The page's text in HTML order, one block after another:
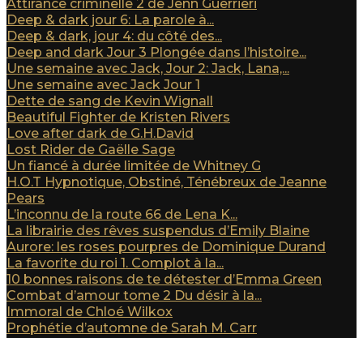
Attirance criminelle 2 de Jenn Guerrieri
Deep & dark jour 6: La parole à...
Deep & dark, jour 4: du côté des...
Deep and dark Jour 3 Plongée dans l’histoire...
Une semaine avec Jack, Jour 2: Jack, Lana,...
Une semaine avec Jack Jour 1
Dette de sang de Kevin Wignall
Beautiful Fighter de Kristen Rivers
Love after dark de G.H.David
Lost Rider de Gaëlle Sage
Un fiancé à durée limitée de Whitney G
H.O.T Hypnotique, Obstiné, Ténébreux de Jeanne
Pears
L’inconnu de la route 66 de Lena K...
La librairie des rêves suspendus d’Emily Blaine
Aurore: les roses pourpres de Dominique Durand
La favorite du roi 1. Complot à la...
10 bonnes raisons de te détester d’Emma Green
Combat d’amour tome 2 Du désir à la...
Immoral de Chloé Wilkox
Prophétie d’automne de Sarah M. Carr